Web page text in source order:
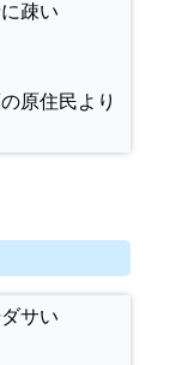
疎い
原住民より
サい